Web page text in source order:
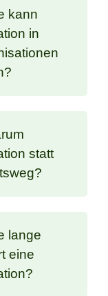
kann
in
statt
lange
eine